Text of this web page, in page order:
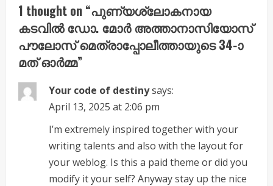
e
a
d
i
1 thought on “പുണ്യശ്ലോകനായ
കടവിൽ ഡോ. മോർ അത്താനാസിയോസ്
പൗലോസ് മെത്രാപ്പോലീത്തായുടെ 34-ാ
മത് ഓർമ്മ”
Your code of destinysays:
April 13, 2025 at 2:06 pm
I’m extremely inspired together with your
writing talents and also with the layout for
your weblog. Is this a paid theme or did you
modify it your self? Anyway stay up the nice